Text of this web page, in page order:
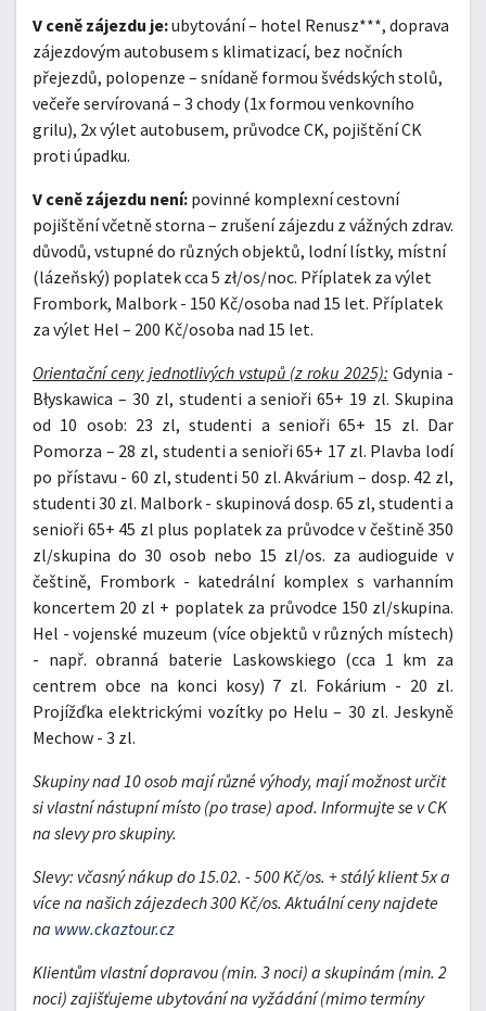
V ceně zájezdu je:ubytování – hotel Renusz***, doprava
zájezdovým autobusem s klimatizací, bez nočních
přejezdů, polopenze – snídaně formou švédských stolů,
večeře servírovaná – 3 chody (1x formou venkovního
grilu), 2x výlet autobusem, průvodce CK, pojištění CK
proti úpadku.
V ceně zájezdu není: povinné komplexní cestovní
pojištění včetně storna – zrušení zájezdu z vážných zdrav.
důvodů, vstupné do různých objektů, lodní lístky, místní
(lázeňský) poplatek cca 5 zł/os/noc. Příplatek za výlet
Frombork, Malbork - 150 Kč/osoba nad 15 let. Příplatek
za výlet Hel – 200 Kč/osoba nad 15 let.
Orientační ceny jednotlivých vstupů (z roku 2025): Gdynia -
Błyskawica – 30 zl, studenti a senioři 65+ 19 zl. Skupina
od 10 osob: 23 zl, studenti a senioři 65+ 15 zl. Dar
Pomorza – 28 zl, studenti a senioři 65+ 17 zl. Plavba lodí
po přístavu - 60 zl, studenti 50 zl. Akvárium – dosp. 42 zl,
studenti 30 zl. Malbork - skupinová dosp. 65 zl, studenti a
senioři 65+ 45 zl plus poplatek za průvodce v češtině 350
zl/skupina do 30 osob nebo 15 zl/os. za audioguide v
češtině, Frombork - katedrální komplex s varhanním
koncertem 20 zl + poplatek za průvodce 150 zl/skupina.
Hel - vojenské muzeum (více objektů v různých místech)
- např. obranná baterie Laskowskiego (cca 1 km za
centrem obce na konci kosy) 7 zl. Fokárium - 20 zl.
Projížďka elektrickými vozítky po Helu – 30 zl. Jeskyně
Mechow - 3 zl.
Skupiny nad 10 osob mají různé výhody, mají možnost určit
si vlastní nástupní místo (po trase) apod. Informujte se v CK
na slevy pro skupiny.
Slevy: včasný nákup do 15.02. - 500 Kč/os. + stálý klient 5x a
více na našich zájezdech 300 Kč/os. Aktuální ceny najdete
na www.ckaztour.cz
Klientům vlastní dopravou (min. 3 noci) a skupinám (min. 2
noci) zajišťujeme ubytování na vyžádání (mimo termíny